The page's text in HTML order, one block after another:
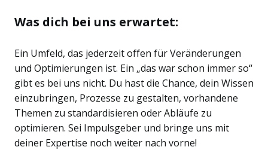
Was dich bei uns erwartet:
Ein Umfeld, das jederzeit offen für Veränderungen
und Optimierungen ist. Ein „das war schon immer so“
gibt es bei uns nicht. Du hast die Chance, dein Wissen
einzubringen, Prozesse zu gestalten, vorhandene
Themen zu standardisieren oder Abläufe zu
optimieren. Sei Impulsgeber und bringe uns mit
deiner Expertise noch weiter nach vorne!